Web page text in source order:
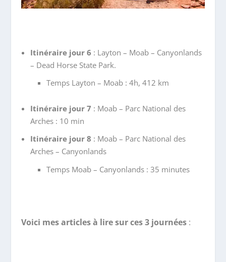
Itinéraire jour 6 : Layton – Moab – Canyonlands
– Dead Horse State Park.
Temps Layton – Moab : 4h, 412 km
Itinéraire jour 7 : Moab – Parc National des
Arches : 10 min
Itinéraire jour 8 : Moab – Parc National des
Arches – Canyonlands
Temps Moab – Canyonlands : 35 minutes
Voici mes articles à lire sur ces 3 journées :